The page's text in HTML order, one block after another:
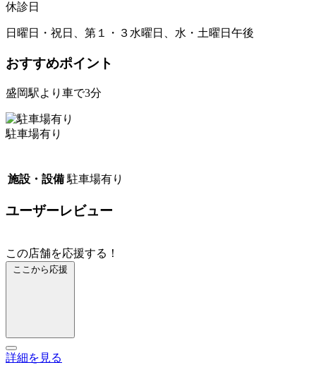
休診日
日曜日・祝日、第１・３水曜日、水・土曜日午後
おすすめポイント
盛岡駅より車で3分
駐車場有り
施設・設備 駐車場有り
ユーザーレビュー
この店舗を応援する！
ここから応援
詳細を見る